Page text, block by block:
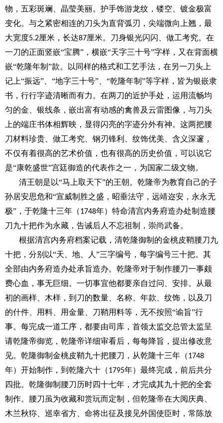
物，五彩斑斓、晶莹美丽。护手饰游龙纹，镂空、镀金极富
变化。与之紧密相连的刀头为直背弧刃，尖端微向上翘，最
大宽度5.2厘米，长达87厘米。刀身银光闪闪、做工考究。在
一刀的正面竖嵌“宝腾”，横嵌“天字三十号”字样，又在背面横
嵌“乾隆年制”款。以同样的格式和工艺手法，在另一刀头上
记上“振远”、“地字三十号”、“乾隆年制”等字样，皆为银嵌隶
书，行行字迹清晰而有力。在两刀的近护手处，运用流畅均
匀的金、银线条，嵌出富有动感的禽兽及云雷图像，与刀头
上的端庄书体相辉映，显得闪亮的字迹分外有神。这两把腰
刀材料珍贵、做工考究、钢刃锋利、纹饰优美、含义深邃，
不仅有着很高的艺术价值，也有很高的历史价值，可以说它
是“康乾盛世”宫廷御造的代表作之一，为国家二级文物。
清王朝是以“马上取天下”的王朝。乾隆帝为教育自己的子
孙居安思危和“宣威制胜之盛，昭垂法守，远靖迩安，永永无
极”，于乾隆十三年（1748年）特命清宫内务府造办处制造腰
刀九十把作为永藏，告诫后人不忘祖制，崇尚武备。
根据清宫内务府档案记载，清乾隆御制的金桃皮鞘腰刀九
十把，分别以“天、地、人”三字编号，每字编号三十把。其
全部由内务府造办处承旨造办。乾隆帝对于制作腰刀一事颇
费心血，事无巨细。一切事宜他都要亲自过问、安排。从最
初的画样、木样，到刀的数量、名称、年款、纹饰，以及刀
的什件、用料、用金量、刀鞘用料等，无不按照“谕旨”行
事。每完成一道工序，都要由司库，首领太监交总管太监呈
请乾隆帝御览，乾隆帝详细审看后，每每降旨，提出修改意
见。乾隆御制金桃皮鞘九十把腰刀，从乾隆十三年（1748
年）开始制作，到乾隆六十（1795年）最终完成，前后共分
四批。乾隆御制腰刀历时四十七年，才完成其九十把的全套
制作。腰刀虽为收藏和赏玩而定制，但乾隆帝在大阅庆典、
木兰秋狝、巡幸省方、命将出征及接见外国使臣时，常陈放